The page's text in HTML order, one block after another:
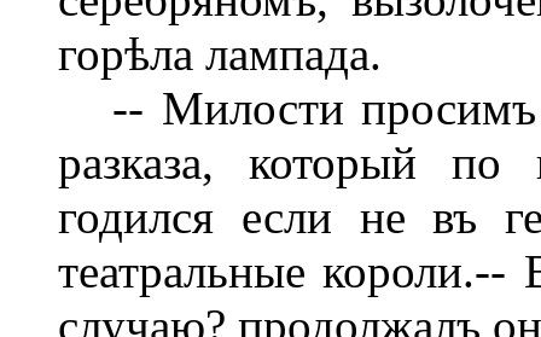
горѣла лампада.
-- Милости просимъ
разказа, который
годился если не въ
театральные
случаю? продолжалъ